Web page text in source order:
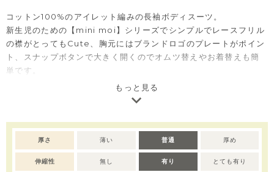
コットン100%のアイレット編みの長袖ボディスーツ。
新生児のための【mini moi】シリーズでシンプルでレースフリル
の襟がとってもCute、胸元にはブランドロゴのプレートがポイン
ト、スナップボタンで大きく開くのでオムツ替えやお着替えも簡
単です。
コットン100％のアイテムは、着心地・肌へのやさしさ・快適性に
優れた毎日着たくなる安心素材です。
トにもおすすめのアイテムです。
【mini moi（ミニモイ）】
mini moi ラインは小さなmoimolnという意味で、シンプルでク
もっと見る
厚さ 薄い 普通 厚め
伸縮性 無し 有り とても有り